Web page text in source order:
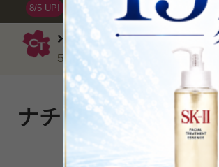
ヨンカ バストケア
50ml
8/5 UP!
ナチュラルブラを
な